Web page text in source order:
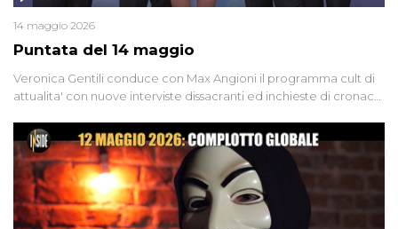
Puntata del 14 maggio
14 maggio 2026
Veronica Gentili conduce con Max Angioni il programma cult di
attualita' con nuove interviste dissacranti ed inchieste di cronaca